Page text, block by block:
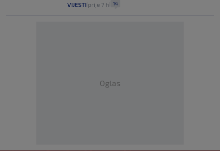
VIJESTI prije 7 h 14
Oglas